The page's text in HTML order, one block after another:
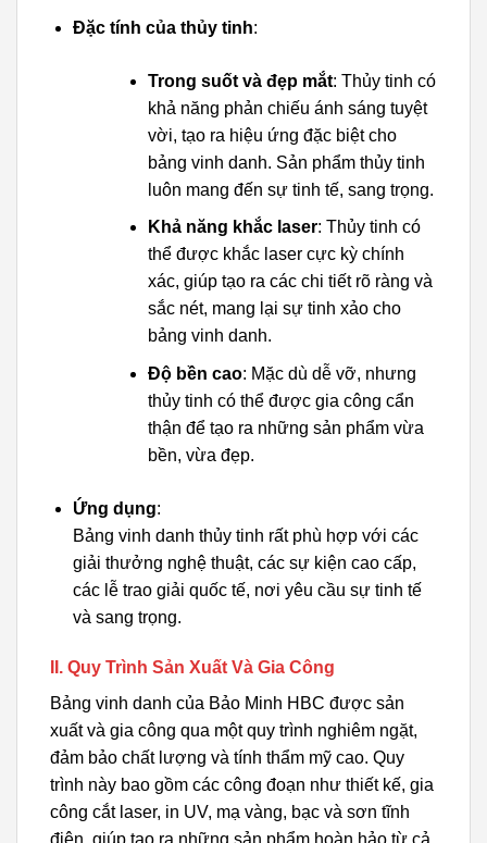
Đặc tính của thủy tinh:
Trong suốt và đẹp mắt: Thủy tinh có
khả năng phản chiếu ánh sáng tuyệt
vời, tạo ra hiệu ứng đặc biệt cho
bảng vinh danh. Sản phẩm thủy tinh
luôn mang đến sự tinh tế, sang trọng.
Khả năng khắc laser: Thủy tinh có
thể được khắc laser cực kỳ chính
xác, giúp tạo ra các chi tiết rõ ràng và
sắc nét, mang lại sự tinh xảo cho
bảng vinh danh.
Độ bền cao: Mặc dù dễ vỡ, nhưng
thủy tinh có thể được gia công cẩn
thận để tạo ra những sản phẩm vừa
bền, vừa đẹp.
Ứng dụng:
Bảng vinh danh thủy tinh rất phù hợp với các
giải thưởng nghệ thuật, các sự kiện cao cấp,
các lễ trao giải quốc tế, nơi yêu cầu sự tinh tế
và sang trọng.
II. Quy Trình Sản Xuất Và Gia Công
Bảng vinh danh của Bảo Minh HBC được sản
xuất và gia công qua một quy trình nghiêm ngặt,
đảm bảo chất lượng và tính thẩm mỹ cao. Quy
trình này bao gồm các công đoạn như thiết kế, gia
công cắt laser, in UV, mạ vàng, bạc và sơn tĩnh
điện, giúp tạo ra những sản phẩm hoàn hảo từ cả